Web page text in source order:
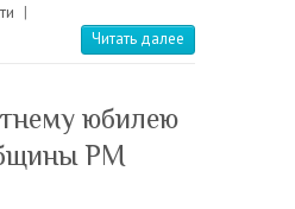
|
Читать далее
юбилею
РМ